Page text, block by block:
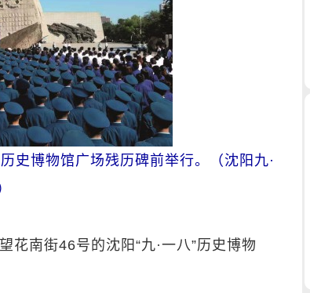
史博物馆广场残历碑前举行。（沈阳九·
花南街46号的沈阳“九·一八”历史博物